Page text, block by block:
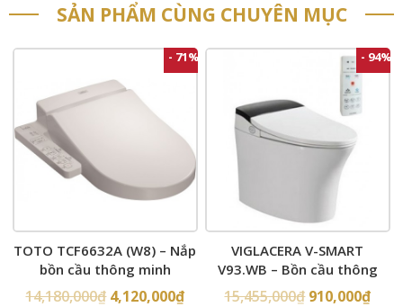
SẢN PHẨM CÙNG CHUYÊN MỤC
- 71%
TOTO TCF6632A (W8) – Nắp
bồn cầu thông minh
14,180,000₫ 4,120,000₫
- 94%
VIGLACERA V-SMART
V93.WB – Bồn cầu thông
minh nắp rửa điện tử
15,455,000₫ 910,000₫